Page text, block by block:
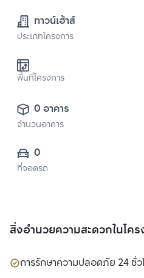
ทาวน์เฮ้าส์
ประเภทโครงการ
พื้นที่โครงการ
0 อาคาร
จำนวนอาคาร
0
ที่จอดรถ
สิ่งอำนวยความสะดวกในโคร
การรักษาความปลอดภัย 24 ชั่ว